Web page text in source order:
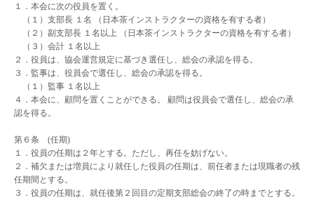
１．本会に次の役員を置く。
（１）支部長 １名 （日本茶インストラクターの資格を有する者）
（２）副支部長 １名以上 （日本茶インストラクターの資格を有する者）
（３）会計 １名以上
２．役員は、協会運営規定に基づき選任し、総会の承認を得る。
３．監事は、役員会で選任し、総会の承認を得る。
（１）監事 １名以上
４．本会に、顧問を置くことができる。 顧問は役員会で選任し、総会の承
認を得る。
第６条 (任期)
１．役員の任期は２年とする。ただし、再任を妨げない。
２．補欠または増員により就任した役員の任期は、前任者または現職者の残
任期間とする。
３．役員の任期は、就任後第２回目の定期支部総会の終了の時までとする。